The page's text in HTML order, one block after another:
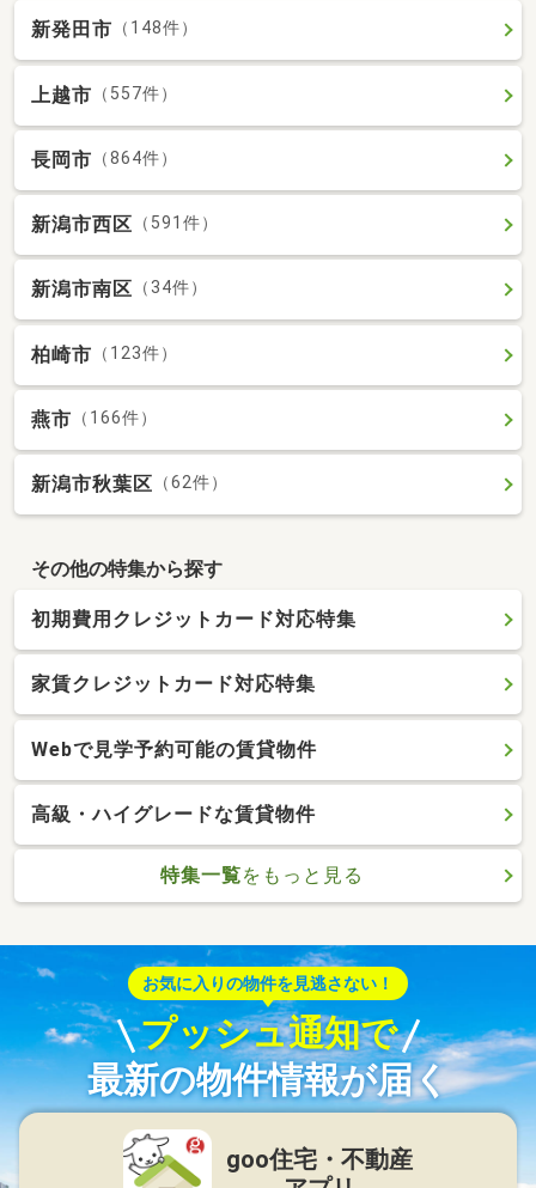
新発田市 （148件）
上越市 （557件）
長岡市 （864件）
新潟市西区 （591件）
新潟市南区 （34件）
柏崎市 （123件）
燕市 （166件）
新潟市秋葉区 （62件）
その他の特集から探す
初期費用クレジットカード対応特集
家賃クレジットカード対応特集
Webで見学予約可能の賃貸物件
高級・ハイグレードな賃貸物件
特集一覧をもっと見る
お気に入りの物件を見逃さない！
プッシュ通知で
最新の物件情報が届く
goo住宅・不動産